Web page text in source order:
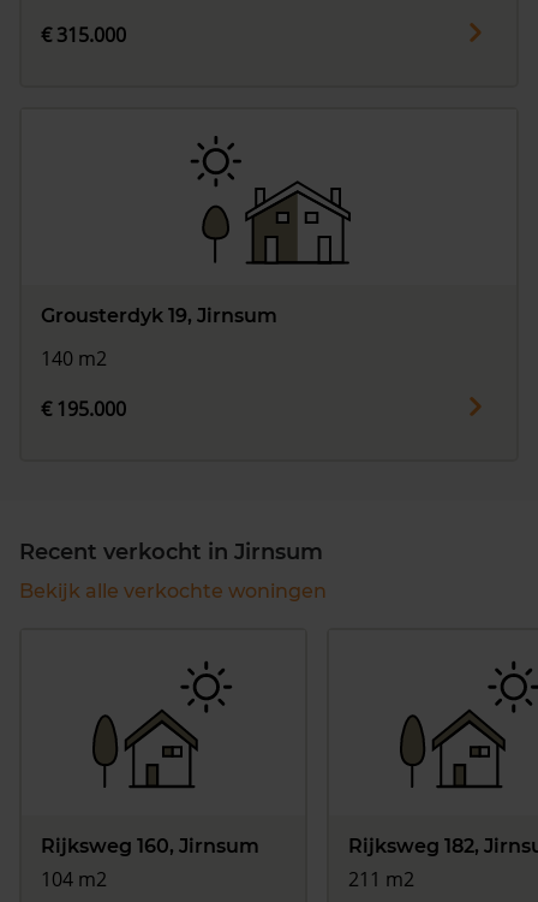
€ 315.000
Grousterdyk 19, Jirnsum
140 m2
€ 195.000
Recent verkocht in Jirnsum
Bekijk alle verkochte woningen
Rijksweg 160, Jirnsum
104 m2
Rijksweg 182,
211 m2